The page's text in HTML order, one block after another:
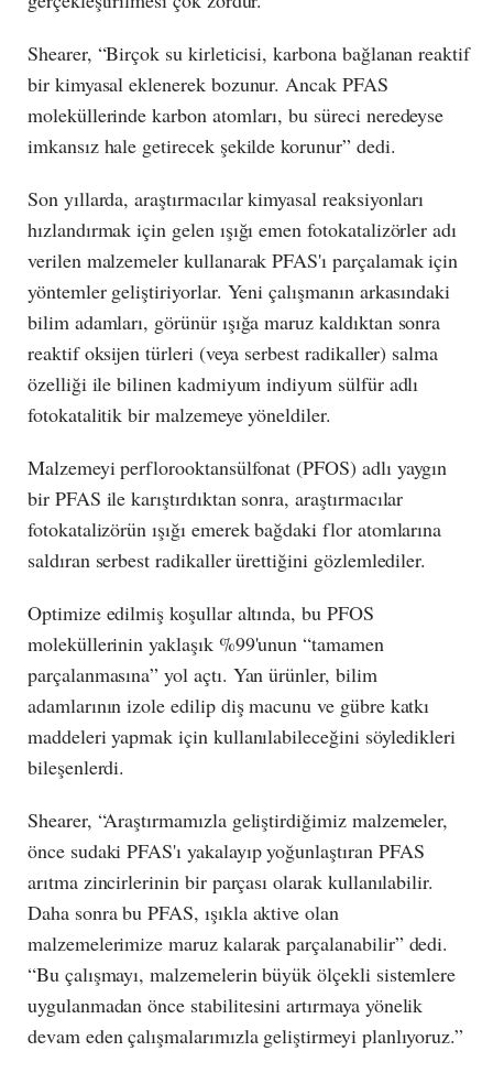
Shearer, “Birçok su kirleticisi, karbona bağlanan reaktif
bir kimyasal eklenerek bozunur. Ancak PFAS
moleküllerinde karbon atomları, bu süreci neredeyse
imkansız hale getirecek şekilde korunur” dedi.
Son yıllarda, araştırmacılar kimyasal reaksiyonları
hızlandırmak için gelen ışığı emen fotokatalizörler adı
verilen malzemeler kullanarak PFAS'ı parçalamak için
yöntemler geliştiriyorlar. Yeni çalışmanın arkasındaki
bilim adamları, görünür ışığa maruz kaldıktan sonra
reaktif oksijen türleri (veya serbest radikaller) salma
özelliği ile bilinen kadmiyum indiyum sülfür adlı
fotokatalitik bir malzemeye yöneldiler.
Malzemeyi perflorooktansülfonat (PFOS) adlı yaygın
bir PFAS ile karıştırdıktan sonra, araştırmacılar
fotokatalizörün ışığı emerek bağdaki flor atomlarına
saldıran serbest radikaller ürettiğini gözlemlediler.
Optimize edilmiş koşullar altında, bu PFOS
moleküllerinin yaklaşık %99'unun “tamamen
parçalanmasına” yol açtı. Yan ürünler, bilim
adamlarının izole edilip diş macunu ve gübre katkı
maddeleri yapmak için kullanılabileceğini söyledikleri
bileşenlerdi.
Shearer, “Araştırmamızla geliştirdiğimiz malzemeler,
önce sudaki PFAS'ı yakalayıp yoğunlaştıran PFAS
arıtma zincirlerinin bir parçası olarak kullanılabilir.
Daha sonra bu PFAS, ışıkla aktive olan
malzemelerimize maruz kalarak parçalanabilir” dedi.
“Bu çalışmayı, malzemelerin büyük ölçekli sistemlere
uygulanmadan önce stabilitesini artırmaya yönelik
devam eden çalışmalarımızla geliştirmeyi planlıyoruz.”